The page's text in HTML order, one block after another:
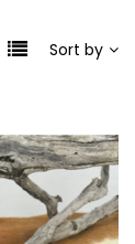
Sort by